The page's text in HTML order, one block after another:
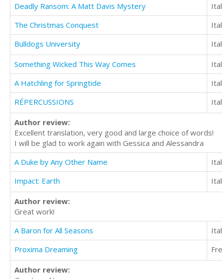
Deadly Ransom: A Matt Davis Mystery
The Christmas Conquest
Bulldogs University
Something Wicked This Way Comes
A Hatchling for Springtide
RÉPERCUSSIONS
Author review:
Excellent translation, very good and large choice of words!
I will be glad to work again with Gessica and Alessandra
A Duke by Any Other Name
Impact: Earth
Author review:
Great work!
A Baron for All Seasons
Proxima Dreaming
Author review: